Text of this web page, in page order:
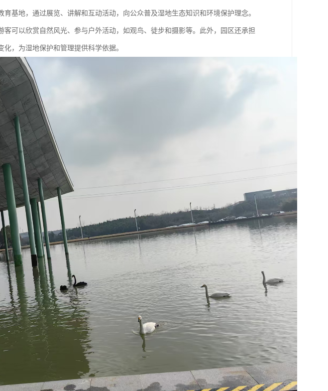
基地，通过展览、讲解和互动活动，向公众普及湿地生态知识和环境保护理念。
客可以欣赏自然风光、参与户外活动，如观鸟、徒步和摄影等。此外，园区还承担
，为湿地保护和管理提供科学依据。